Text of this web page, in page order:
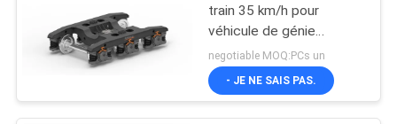
SUJET
NOUS
train 35 km/h pour
véhicule de génie
ferroviaire
negotiable MOQ:PCs un
- JE NE SAIS PAS.